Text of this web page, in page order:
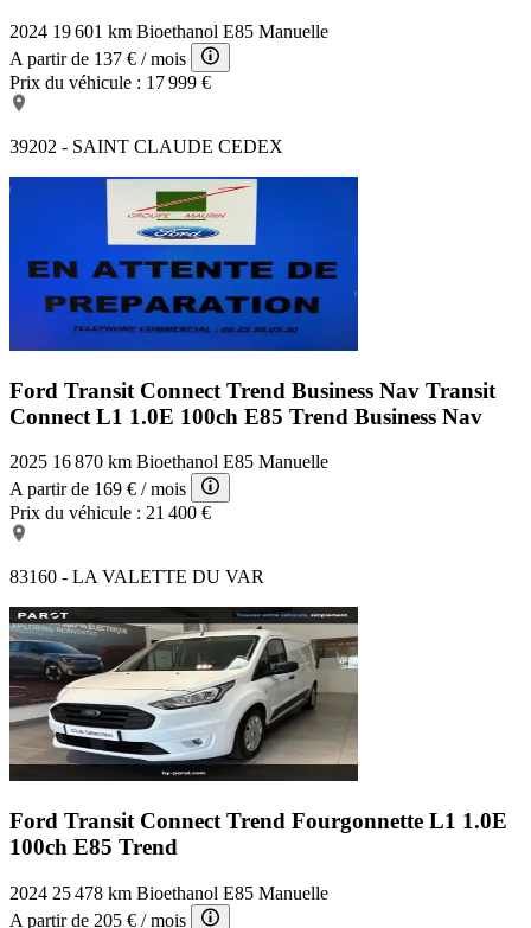
2024 19 601 km Bioethanol E85 Manuelle
A partir de 137 € / mois
Prix du véhicule : 17 999 €
39202 - SAINT CLAUDE CEDEX
Ford Transit Connect Trend Business Nav Transit
Connect L1 1.0E 100ch E85 Trend Business Nav
2025 16 870 km Bioethanol E85 Manuelle
A partir de 169 € / mois
Prix du véhicule : 21 400 €
83160 - LA VALETTE DU VAR
Ford Transit Connect Trend Fourgonnette L1 1.0E
100ch E85 Trend
2024 25 478 km Bioethanol E85 Manuelle
A partir de 205 € / mois